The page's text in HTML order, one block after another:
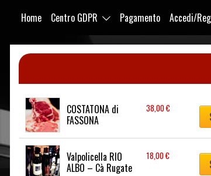
Purabrace
Home Centro GDPR Pagamento Accedi/
COSTATONA di
FASSONA
38,00€
Valpolicella RIO
ALBO – Cà Rugate
18,00€